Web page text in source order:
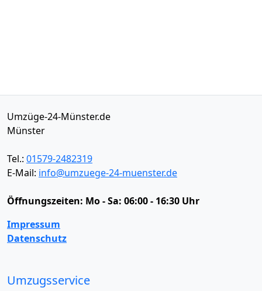
Umzüge-24-Münster.de
Münster
Tel.: 01579-2482319
E-Mail: info@umzuege-24-muenster.de
Öffnungszeiten: Mo - Sa: 06:00 - 16:30 Uhr
Impressum
Datenschutz
Umzugsservice